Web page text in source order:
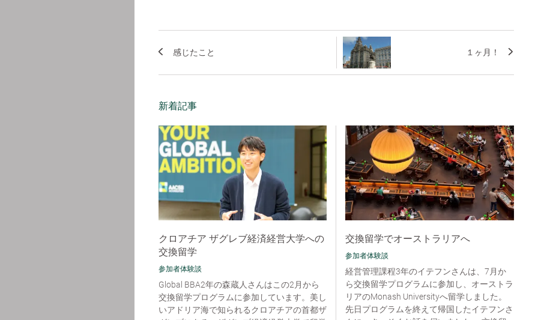
感じたこと １ヶ月！
新着記事
クロアチア ザグレブ経済経営大学への
交換留学
参加者体験談
Global BBA2年の森蔵人さんはこの2月から
交換留学プログラムに参加しています。美し
いアドリア海で知られるクロアチアの首都ザ
交換留学でオーストラリアへ
参加者体験談
経営管理課程3年のイテフンさんは、7月か
ら交換留学プログラムに参加し、オーストラ
リアのMonash Universityへ留学しました。
先日プログラムを終えて帰国したイテフンさ